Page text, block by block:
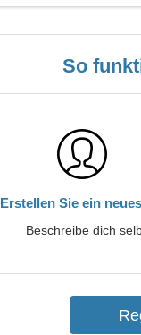
So
Erstellen Sie ein
Beschreibe dich